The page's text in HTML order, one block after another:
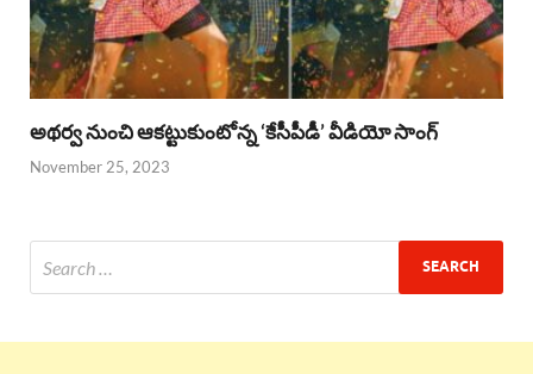
అథర్వ నుంచి ఆకట్టుకుంటోన్న ‘కేసీపీడీ’ వీడియో సాంగ్
November 25, 2023